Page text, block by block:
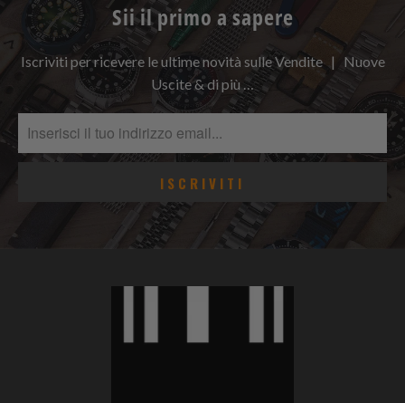
Sii il primo a sapere
Iscriviti per ricevere le ultime novità sulle Vendite | Nuove
Uscite & di più …